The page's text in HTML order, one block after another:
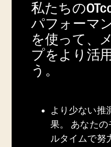
私たちの
パフォーマ
を使って、
プをより活
う。
より少ない推
果。
あなたの
ルタイムで努